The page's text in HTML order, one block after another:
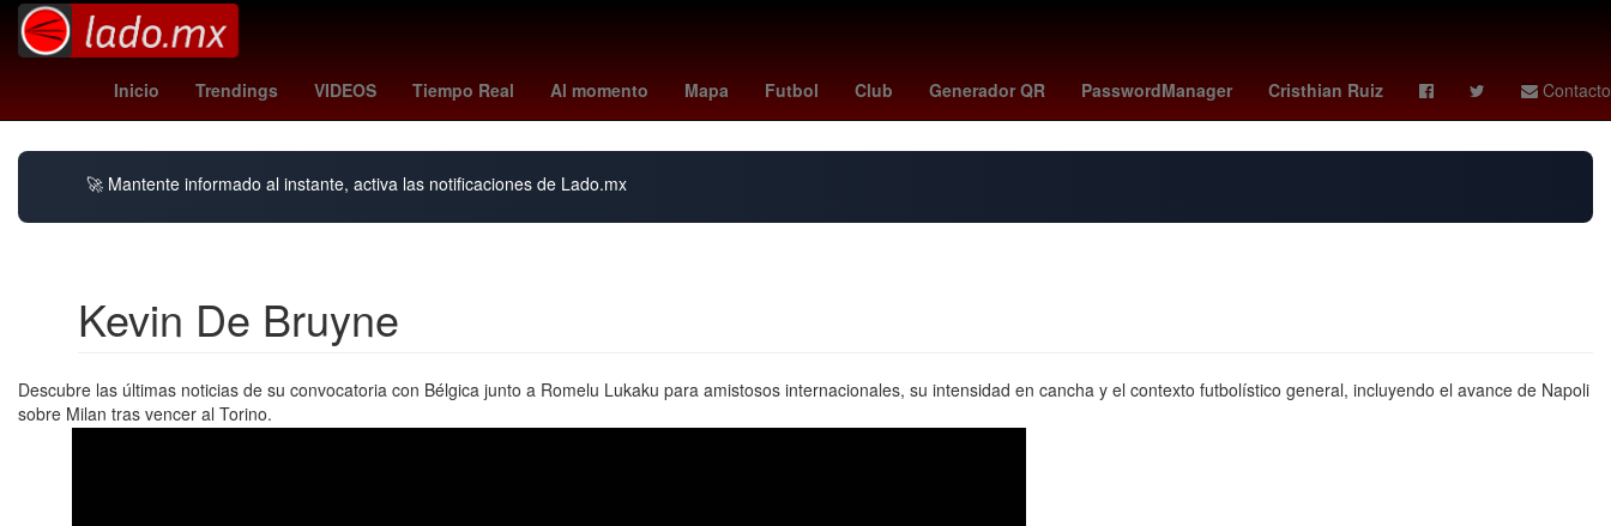
Inicio Trendings VIDEOS Tiempo Real Al momento Mapa Futbol Club Generador QR PasswordManager Cristhian Ruiz Contacto
mexico news Ubisoft Gobierno real madrid Cristiano Ronaldo The Addams Family 26 de marzo Agresión Empresa Puebla de Zaragoza
🚀 Mantente informado al instante, activa las notificaciones de Lado.mx
Kevin De Bruyne
Descubre las últimas noticias de su convocatoria con Bélgica junto a Romelu Lukaku para amistosos internacionales, su intensidad en cancha y el contexto futbolístico general, incluyendo el avance de Napoli
sobre Milan tras vencer al Torino.